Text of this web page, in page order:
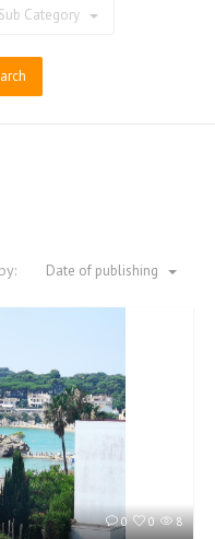
Sub Category
Date of publishing
8
0
0